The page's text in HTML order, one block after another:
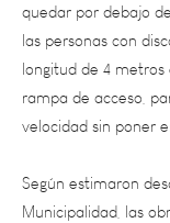
longitud de 4
rampa de acceso,
velocidad sin
Según estimaron
Municipalidad, las